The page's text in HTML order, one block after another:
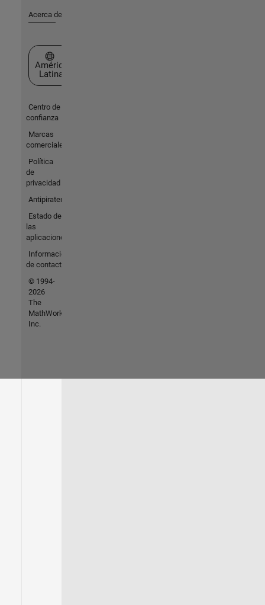
Acerca de MathWorks
Seleccione un país/idioma
América
Latina
Centro de
confianza
Marcas
comerciales
Política
de
privacidad
Antipiratería
Estado de
las
aplicaciones
Información
de contacto
© 1994-
2026
The
MathWorks,
Inc.